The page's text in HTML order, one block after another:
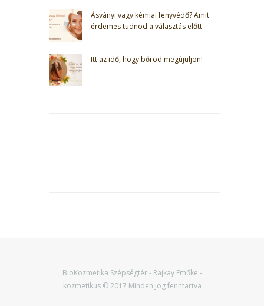
Ásványi vagy kémiai fényvédő? Amit
érdemes tudnod a választás előtt
Itt az idő, hogy bőröd megújuljon!
BioKozmetika Szépségtér - Rajkay Emőke -
kozmetikus © 2017 Minden jog fenntartva